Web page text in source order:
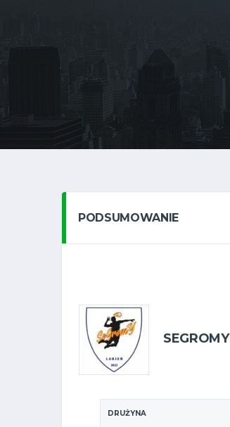
PODSUMOWANIE
SEGROMY
DRUŻYNA